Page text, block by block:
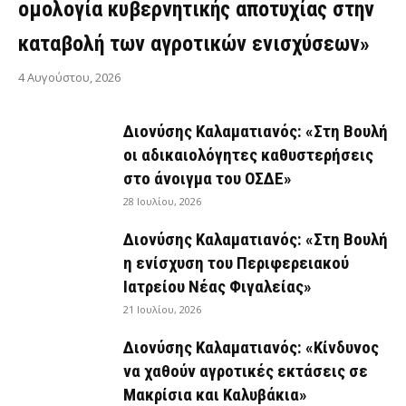
ομολογία κυβερνητικής αποτυχίας στην
καταβολή των αγροτικών ενισχύσεων»
4 Αυγούστου, 2026
Διονύσης Καλαματιανός: «Στη Βουλή
οι αδικαιολόγητες καθυστερήσεις
στο άνοιγμα του ΟΣΔΕ»
28 Ιουλίου, 2026
Διονύσης Καλαματιανός: «Στη Βουλή
η ενίσχυση του Περιφερειακού
Ιατρείου Νέας Φιγαλείας»
21 Ιουλίου, 2026
Διονύσης Καλαματιανός: «Κίνδυνος
να χαθούν αγροτικές εκτάσεις σε
Μακρίσια και Καλυβάκια»